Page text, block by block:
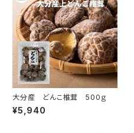
大分産 どんこ椎茸 500ｇ
¥5,940